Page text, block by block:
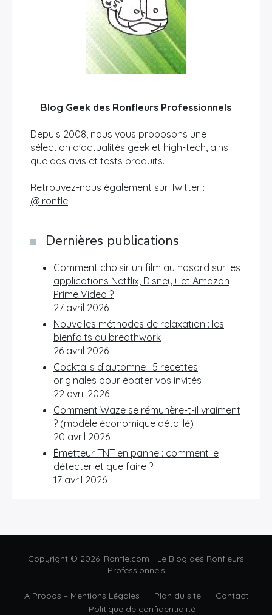
Blog Geek des Ronfleurs Professionnels
Depuis 2008, nous vous proposons une
sélection d'actualités geek et high-tech, ainsi
que des avis et tests produits.
Retrouvez-nous également sur Twitter :
@ironfle
Dernières publications
Comment choisir un film au hasard sur les
applications Netflix, Disney+ et Amazon
Prime Video ?
27 avril 2026
Nouvelles méthodes de relaxation : les
bienfaits du breathwork
26 avril 2026
Cocktails d’automne : 5 recettes
originales pour épater vos invités
22 avril 2026
Comment Waze se rémunère-t-il vraiment
? (modèle économique détaillé)
20 avril 2026
Émetteur TNT en panne : comment le
détecter et que faire ?
17 avril 2026
Copyright © 2026 iRonfle.com - Le Blog des Ronfleurs
Professionnels
A Propos – Mentions Légales Plan du site
Contact
Politique de confidentialité